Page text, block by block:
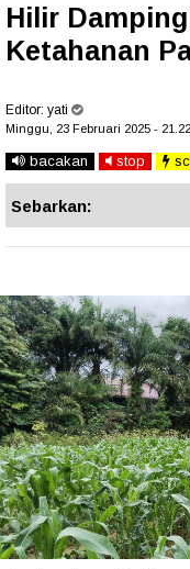
Hilir
Ketahanan
Editor: yati
Minggu, 23 Februari 2025 - 21.22
bacakan stop
Sebarkan: